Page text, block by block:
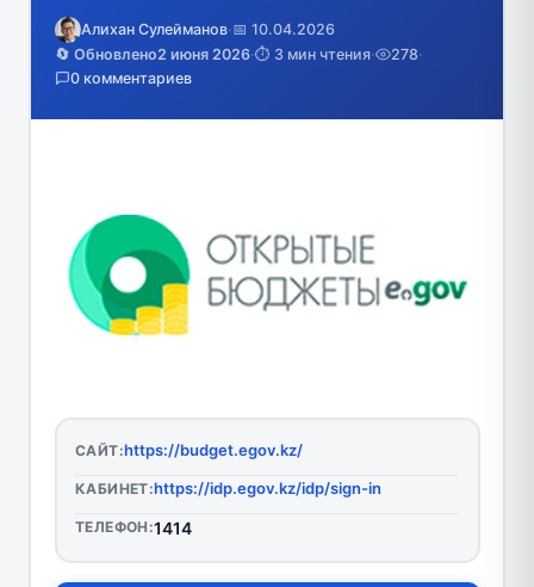
Алихан Сулейманов·📅 10.04.2026
🔄 Обновлено2 июня 2026·⏱️ 3 мин чтения· 278·
0 комментариев
САЙТ:https://budget.egov.kz/
КАБИНЕТ:https://idp.egov.kz/idp/sign-in
ТЕЛЕФОН:1414